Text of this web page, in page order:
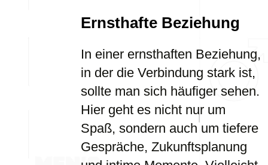
Ernsthafte Beziehung
In einer ernsthaften Beziehung,
in der die Verbindung stark ist,
sollte man sich häufiger sehen.
Hier geht es nicht nur um
Spaß, sondern auch um tiefere
Gespräche, Zukunftsplanung